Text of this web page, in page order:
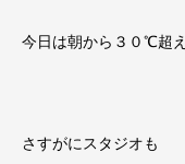
今日は朝から３０℃超え
さすがにスタジオも